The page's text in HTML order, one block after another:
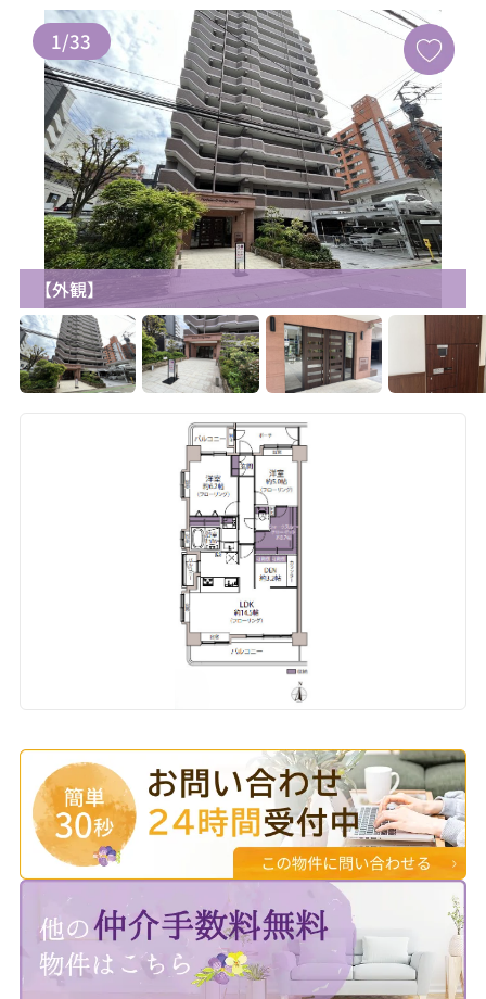
お気に入り追加
1/33
【外観】